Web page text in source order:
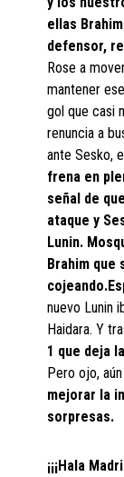
ellas
defensor,
Rose a
mantener
gol que casi
renuncia a
ante Sesko,
frena en
señal de
ataque y
Lunin.
Brahim
nuevo Lunin
Haidara. Y
1 que deja
Pero ojo,
mejorar la
sorpresas.
¡¡¡Hala